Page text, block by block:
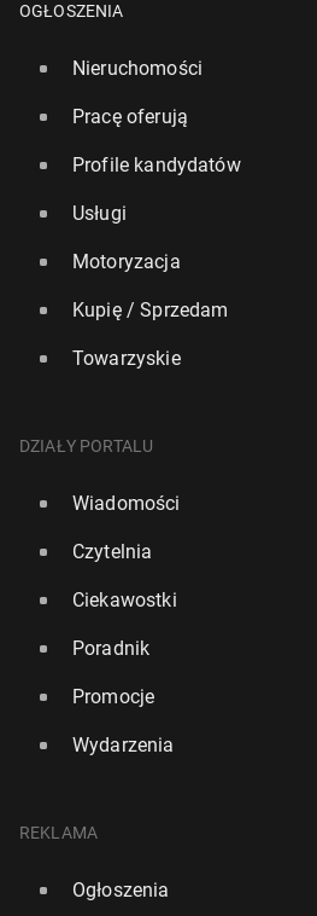
Par­la­ment we Francji
OGŁOSZENIA
Nieruchomości
Pracę oferują
Profile kandydatów
Usługi
Motoryzacja
Kupię / Sprzedam
Towarzyskie
DZIAŁY PORTALU
Wiadomości
Czytelnia
Ciekawostki
Poradnik
Promocje
Wydarzenia
REKLAMA
Ogłoszenia